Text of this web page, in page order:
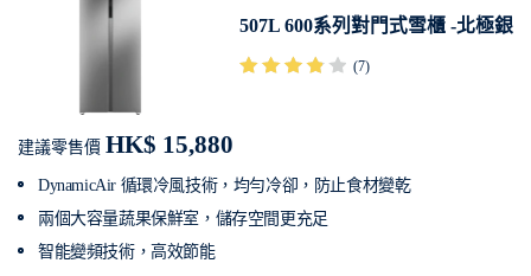
507L 600系列對門式雪櫃 -北極銀
(7)
建議零售價 HK$ 15,880
DynamicAir 循環冷風技術，均勻冷卻，防止食材變乾
兩個大容量蔬果保鮮室，儲存空間更充足
智能變頻技術，高效節能